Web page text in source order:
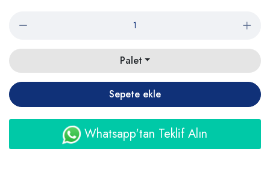
Palet
Sepete ekle
Whatsapp'tan Teklif Alın